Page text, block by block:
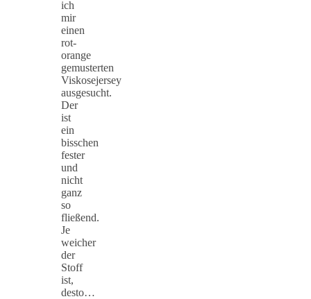
ich
mir
einen
rot-
orange
gemusterten
Viskosejersey
ausgesucht.
Der
ist
ein
bisschen
fester
und
nicht
ganz
so
fließend.
Je
weicher
der
Stoff
ist,
desto…